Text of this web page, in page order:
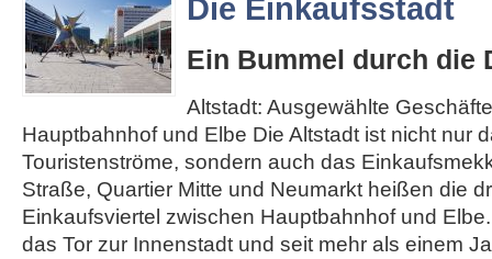
Die Einkaufsstadt
Ein Bummel durch die
Altstadt: Ausgewählte
Hauptbahnhof und Elbe Die Altstadt ist nicht nur
Touristenströme, sondern auch das
Straße, Quartier Mitte und Neumarkt heißen die
Einkaufsviertel zwischen Hauptbahnhof und
das Tor zur Innenstadt und seit mehr als einem